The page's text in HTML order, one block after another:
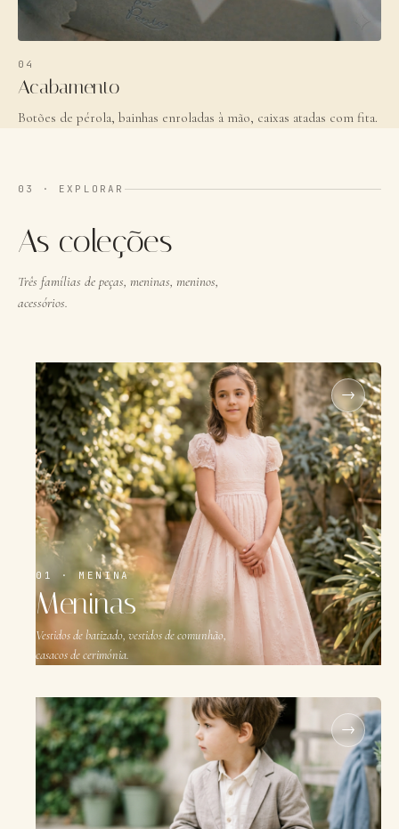
04
Acabamento
Botões de pérola, bainhas enroladas à mão, caixas atadas com fita.
03 · EXPLORAR
As coleções
Três famílias de peças, meninas, meninos,
acessórios.
→
01 · MENINA
Meninas
Vestidos de batizado, vestidos de comunhão,
casacos de cerimónia.
→